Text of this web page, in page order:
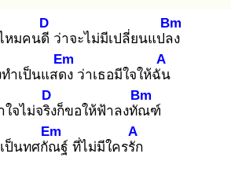
หมคนดี
D
ว่าจะไม่มีเปลี่ยนแปลง
Bm
ำเป็นแสดง
Em
ว่าเธอมีใจให้ฉัน
A
จไม่จริง
D
ก็ขอให้ฟ้าลงทัณ
Bm
ฑ์
ป็นทศกัณ
Em
ฐ์ ที่ไม่มีใครรัก
A